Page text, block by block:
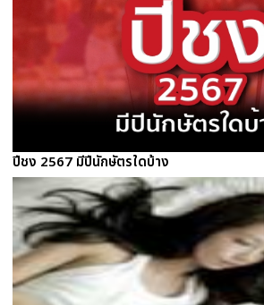
ปีชง 2567 มีปีนักษัตรใดบ้าง